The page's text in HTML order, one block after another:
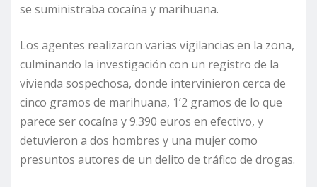
se suministraba cocaína y marihuana.
Los agentes realizaron varias vigilancias en la zona,
culminando la investigación con un registro de la
vivienda sospechosa, donde intervinieron cerca de
cinco gramos de marihuana, 1’2 gramos de lo que
parece ser cocaína y 9.390 euros en efectivo, y
detuvieron a dos hombres y una mujer como
presuntos autores de un delito de tráfico de drogas.